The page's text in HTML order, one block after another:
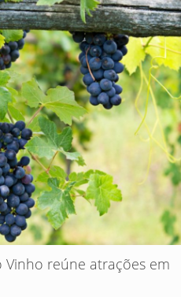
Vinho reúne atrações em